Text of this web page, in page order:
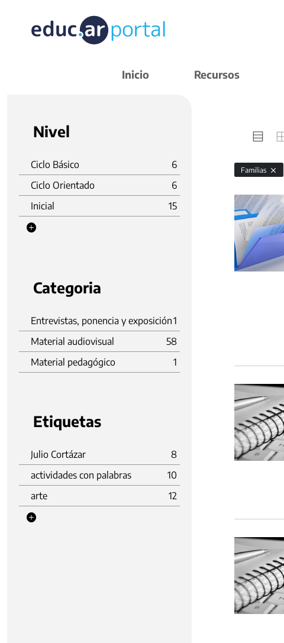
Inicio Recursos
Nivel
Ciclo Básico
6
Ciclo Orientado
6
Inicial
15
Categoria
Entrevistas, ponencia y exposición1
Material audiovisual
58
Material pedagógico
1
Etiquetas
Julio Cortázar
8
actividades con palabras
10
arte
12
Familias